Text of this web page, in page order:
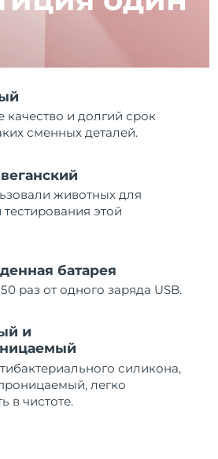
и долгий срок
сменных деталей.
животных для
этой
батарея
раз от одного заряда USB.
и
силикона,
легко
в чистоте.